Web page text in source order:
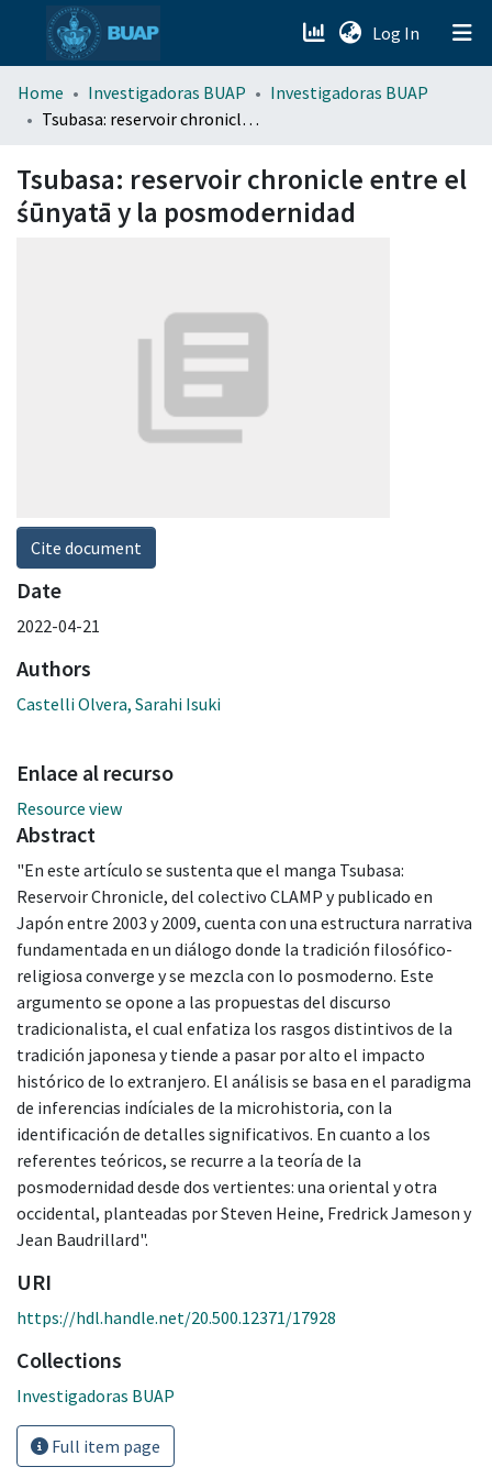
Log In (current)
menu.section.about_menu
Home Investigadoras BUAP
Investigadoras BUAP
Tsubasa: reservoir chronicle entre el śūnyatā y la posmodernidad
Tsubasa: reservoir chronicle entre el
śūnyatā y la posmodernidad
Cite document
Date
2022-04-21
Authors
Castelli Olvera, Sarahi Isuki
Enlace al recurso
Resource view
Abstract
"En este artículo se sustenta que el manga Tsubasa:
Reservoir Chronicle, del colectivo CLAMP y publicado en
Japón entre 2003 y 2009, cuenta con una estructura narrativa
fundamentada en un diálogo donde la tradición filosófico-
religiosa converge y se mezcla con lo posmoderno. Este
argumento se opone a las propuestas del discurso
tradicionalista, el cual enfatiza los rasgos distintivos de la
tradición japonesa y tiende a pasar por alto el impacto
histórico de lo extranjero. El análisis se basa en el paradigma
de inferencias indíciales de la microhistoria, con la
identificación de detalles significativos. En cuanto a los
referentes teóricos, se recurre a la teoría de la
posmodernidad desde dos vertientes: una oriental y otra
occidental, planteadas por Steven Heine, Fredrick Jameson y
Jean Baudrillard".
URI
https://hdl.handle.net/20.500.12371/17928
Collections
Investigadoras BUAP
Full item page